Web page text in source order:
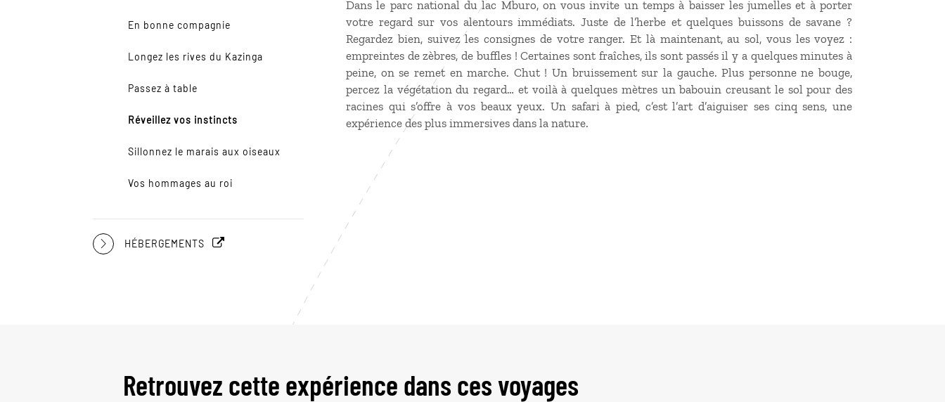
En bonne compagnie
Longez les rives du Kazinga
Passez à table
Réveillez vos instincts
Sillonnez le marais aux oiseaux
Vos hommages au roi
HÉBERGEMENTS
Dans le parc national du lac Mburo, on vous invite un temps à baisser les jumelles et à porter
votre regard sur vos alentours immédiats. Juste de l’herbe et quelques buissons de savane ?
Regardez bien, suivez les consignes de votre ranger. Et là maintenant, au sol, vous les voyez :
empreintes de zèbres, de buffles ! Certaines sont fraîches, ils sont passés il y a quelques minutes à
peine, on se remet en marche. Chut ! Un bruissement sur la gauche. Plus personne ne bouge,
percez la végétation du regard… et voilà à quelques mètres un babouin creusant le sol pour des
racines qui s’offre à vos beaux yeux. Un safari à pied, c’est l’art d’aiguiser ses cinq sens, une
expérience des plus immersives dans la nature.
Retrouvez cette expérience dans ces voyages